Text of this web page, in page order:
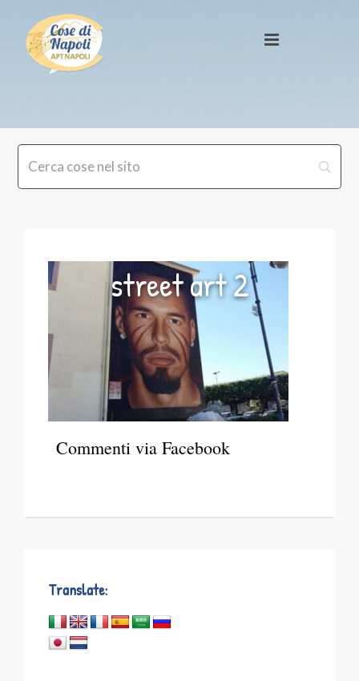
street art 2
Commenti via Facebook
Translate: